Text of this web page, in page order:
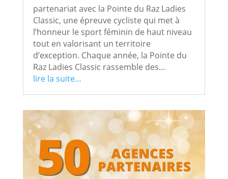
partenariat avec la Pointe du Raz Ladies
Classic, une épreuve cycliste qui met à
l’honneur le sport féminin de haut niveau
tout en valorisant un territoire
d’exception. Chaque année, la Pointe du
Raz Ladies Classic rassemble des…
lire la suite…